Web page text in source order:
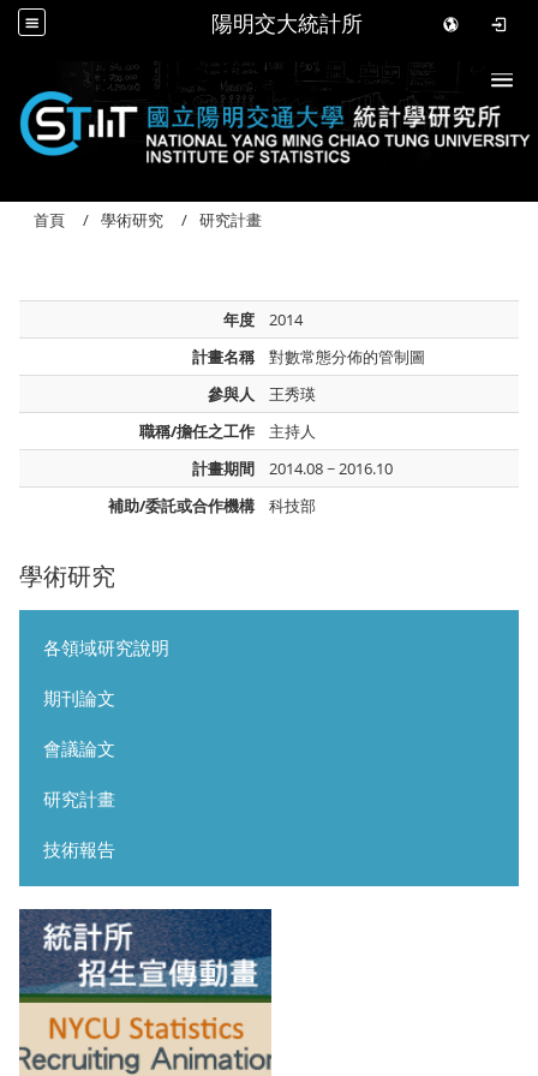
陽明交大統計所
學術研究
各領域研究說明
期刊論文
會議論文
研究計畫
技術報告
首頁 學術研究 研究計畫
年度
2014
計畫名稱
對數常態分佈的管制圖
參與人
王秀瑛
職稱/擔任之工作
主持人
計畫期間
2014.08 ~ 2016.10
補助/委託或合作機構
科技部